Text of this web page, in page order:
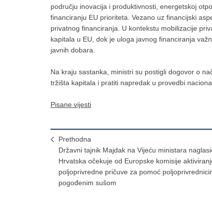
području inovacija i produktivnosti, energetskoj
financiranju EU prioriteta. Vezano uz financijski
privatnog financiranja. U kontekstu mobilizacije
kapitala u EU, dok je uloga javnog financiranja
javnih dobara.
Na kraju sastanka, ministri su postigli dogovor o
tržišta kapitala i pratiti napredak u provedbi
Pisane vijesti
Prethodna
Državni tajnik Majdak na Vijeću ministara
Hrvatska očekuje od Europske komisije
poljoprivredne pričuve za pomoć
pogođenim sušom